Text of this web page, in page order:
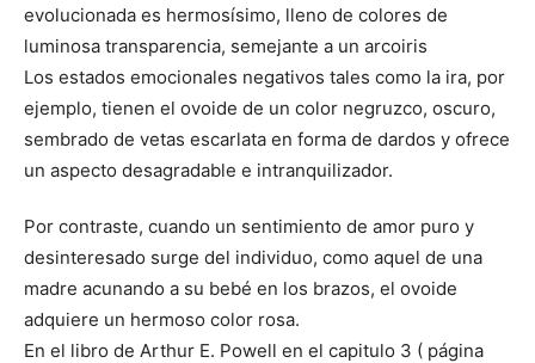
evolucionada es hermosísimo, lleno de colores de
luminosa transparencia, semejante a un arcoiris
Los estados emocionales negativos tales como la ira, por
ejemplo, tienen el ovoide de un color negruzco, oscuro,
sembrado de vetas escarlata en forma de dardos y ofrece
un aspecto desagradable e intranquilizador.
Por contraste, cuando un sentimiento de amor puro y
desinteresado surge del individuo, como aquel de una
madre acunando a su bebé en los brazos, el ovoide
adquiere un hermoso color rosa.
En el libro de Arthur E. Powell en el capitulo 3 ( página